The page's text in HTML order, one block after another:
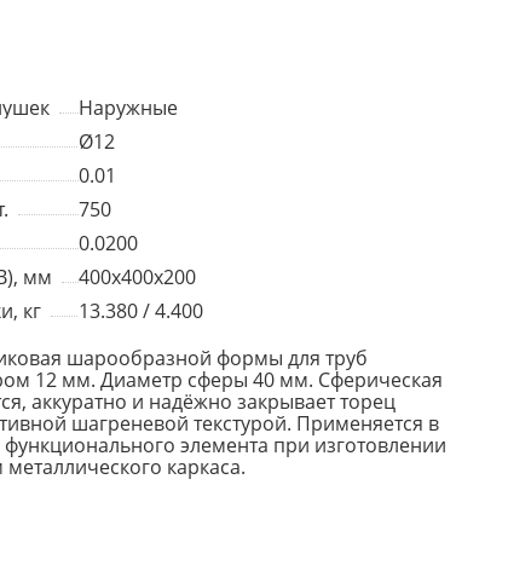
Наружные
Ø12
0.01
750
0.0200
мм
400x400x200
кг
13.380 / 4.400
шарообразной формы для труб
12 мм. Диаметр сферы 40 мм. Сферическая
аккуратно и надёжно закрывает торец
шагреневой текстурой. Применяется в
функционального элемента при изготовлении
каркаса.